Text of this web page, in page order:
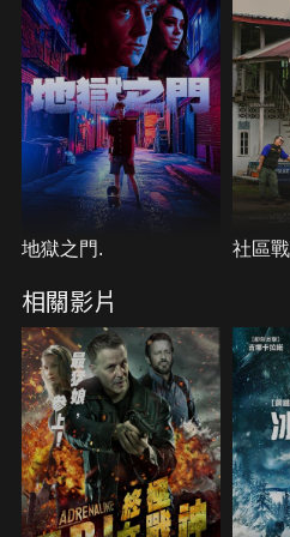
請求協助調查的過程中，卻發
入境的記錄，於是發出通緝令
女兒被送出國界，走私到其他
金三小時，找出真兇的下落…。
地獄之門. 社區
相關影片